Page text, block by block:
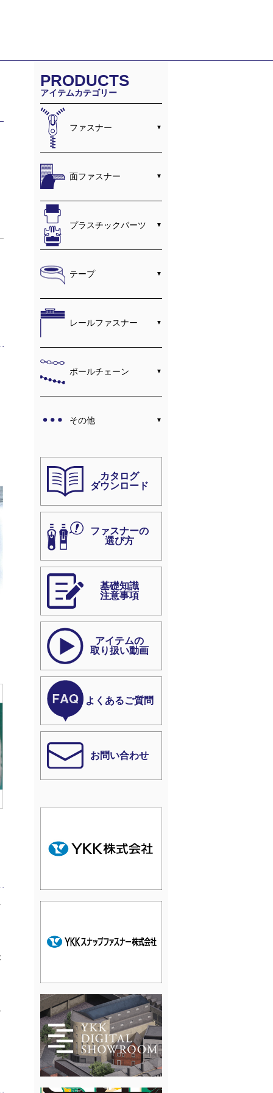
PRODUCTS
アイテムカテゴリー
ファスナー
面ファスナー
プラスチックパーツ
テープ
レールファスナー
ボールチェーン
その他
カタログ
ダウンロード
ファスナーの
選び方
基礎知識
注意事項
アイテムの
取り扱い動画
よくあるご質問
お問い合わせ